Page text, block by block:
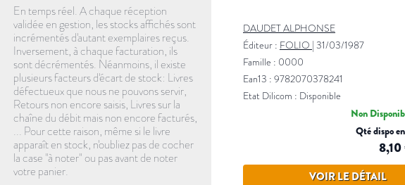
En temps réel. A chaque réception
validée en gestion, les stocks affichés sont
incrémentés d'autant exemplaires reçus.
Inversement, à chaque facturation, ils
sont décrémentés. Néanmoins, il existe
plusieurs facteurs d'écart de stock: Livres
défectueux que nous ne pouvons servir,
Retours non encore saisis, Livres sur la
chaîne du débit mais non encore facturés,
... Pour cette raison, même si le livre
apparaît en stock, n'oubliez pas de cocher
la case "à noter" ou pas avant de noter
votre panier.
DAUDET ALPHONSE
Éditeur : FOLIO | 31/03/1987
Famille : 0000
Ean13 : 9782070378241
Etat Dilicom : Disponible
Non
Qté dispo
VOIR LE DÉTAIL